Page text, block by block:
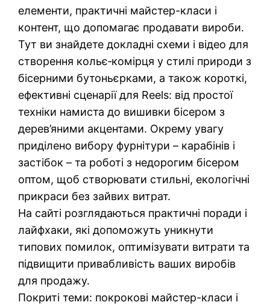
елементи, практичні майстер-класи і
контент, що допомагає продавати вироби.
Тут ви знайдете докладні схеми і відео для
створення кольє‑комірця у стилі природи з
бісерними бутоньєрками, а також короткі,
ефективні сценарії для Reels: від простої
техніки намиста до вишивки бісером з
дерев’яними акцентами. Окрему увагу
приділено вибору фурнітури – карабінів і
застібок – та роботі з недорогим бісером
оптом, щоб створювати стильні, екологічні
прикраси без зайвих витрат.
На сайті розглядаються практичні поради і
лайфхаки, які допоможуть уникнути
типових помилок, оптимізувати витрати та
підвищити привабливість ваших виробів
для продажу.
Покриті теми: покрокові майстер-класи і